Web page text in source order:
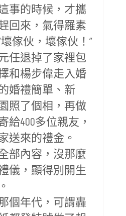
事的時候，才攜
回來，氣得羅素
傢伙，壞傢伙！”
任退掉了家裡包
和楊步偉走入婚
婚禮簡單、新
照了個相，再做
給400多位親友，
送來的禮金。
部內容，沒那麼
儀，顯得別開生
個年代，可謂轟